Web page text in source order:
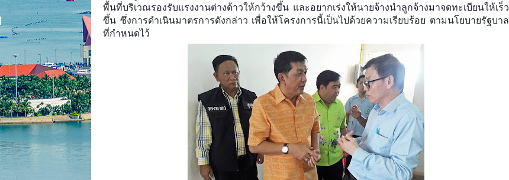
พื้นที่บริเวณรองรับแรงงานต่างด้าวให้กว้างขึ้น และอยากเร่งให้นายจ้างนำลูกจ้างมาจดทะเบียนให้เร็ว
ขึ้น ซึ่งการดำเนินมาตรการดังกล่าว เพื่อให้โครงการนี้เป็นไปด้วยความเรียบร้อย ตามนโยบายรัฐบาล
ที่กำหนดไว้